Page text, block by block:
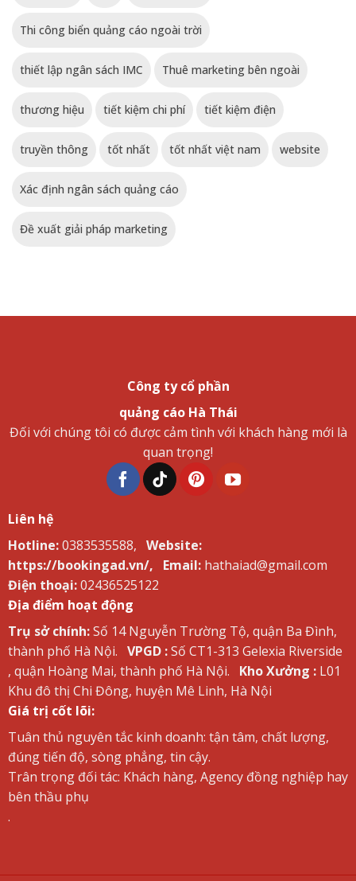
Thi công biển quảng cáo ngoài trời
thiết lập ngân sách IMC Thuê marketing bên ngoài
thương hiệu tiết kiệm chi phí tiết kiệm điện
truyền thông tốt nhất tốt nhất việt nam website
Xác định ngân sách quảng cáo
Đề xuất giải pháp marketing
Công ty cổ phần
quảng cáo Hà Thái
Đối với chúng tôi có được cảm tình với khách hàng mới là
quan trọng!
Liên hệ
Hotline:0383535588, Website:
https://bookingad.vn/,
Email: hathaiad@gmail.com
Điện thoại:02436525122
Địa điểm hoạt động
Trụ sở chính:Số 14 Nguyễn Trường Tộ, quận Ba Đình,
thành phố Hà Nội. VPGD :Số CT1-313 Gelexia Riverside
, quận Hoàng Mai, thành phố Hà Nội.
Kho Xưởng :L01
Khu đô thị Chi Đông, huyện Mê Linh, Hà Nội
Giá trị cốt lõi:
Tuân thủ nguyên tắc kinh doanh: tận tâm, chất lượng,
đúng tiến độ, sòng phẳng, tin cậy.
Trân trọng đối tác: Khách hàng, Agency đồng nghiệp hay
bên thầu phụ
.